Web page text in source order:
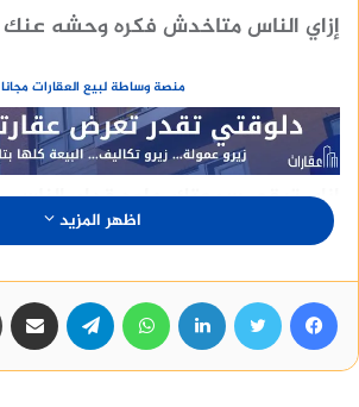
إزاي الناس متاخدش فكره وحشه عنك
منصة وساطة لبيع العقارات مجانا
إزاي تبقي سمعتك حلوه قدام الناس
إزاي الناس تفضل فاكراك
إزاي الناس تصفق لك
اظهر المزيد